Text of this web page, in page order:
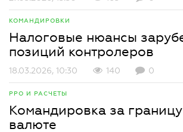
КОМАНДИРОВКИ
Налоговые нюансы
позиций контролеров
18.03.2026, 10:30 140 0
РРО И РАСЧЕТЫ
Командировка за
валюте